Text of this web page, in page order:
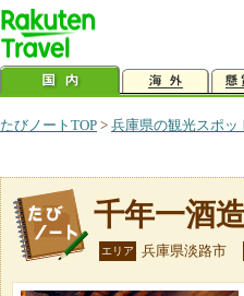
たびノートTOP > 兵庫県の観光スポッ
千年一酒
エリア 兵庫県淡路市